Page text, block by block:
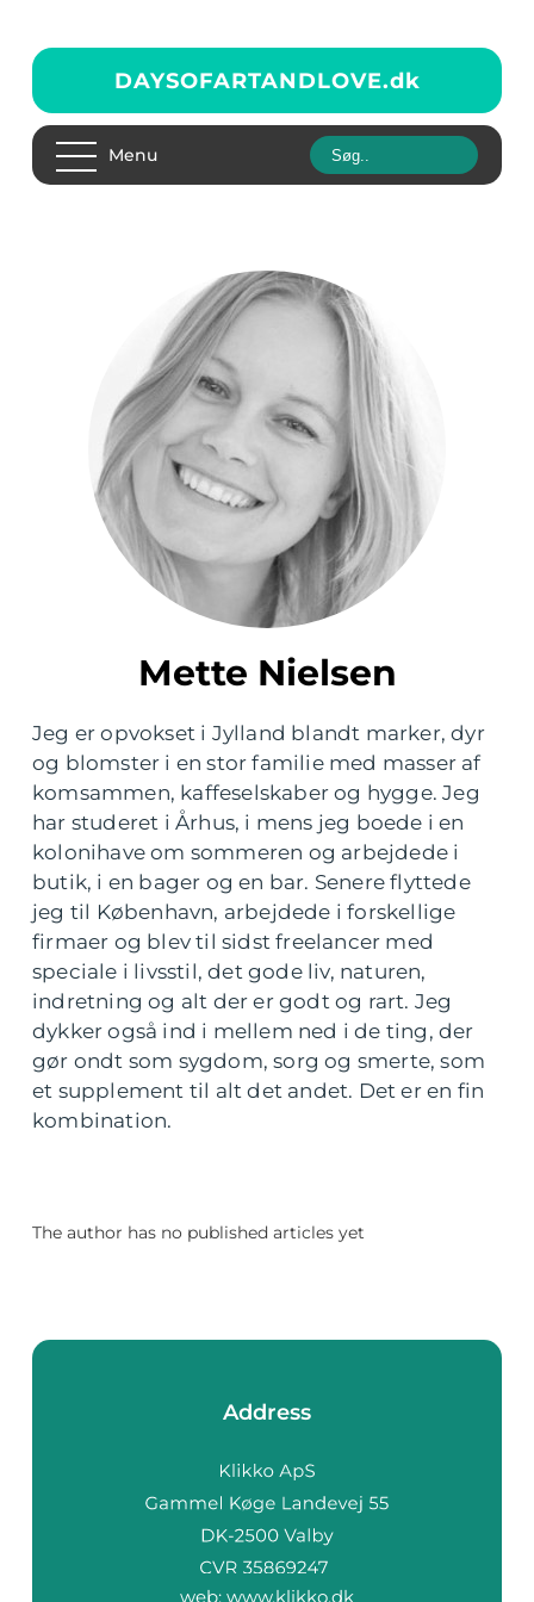
DAYSOFARTANDLOVE.dk
Menu
Mette Nielsen
Jeg er opvokset i Jylland blandt marker, dyr
og blomster i en stor familie med masser af
komsammen, kaffeselskaber og hygge. Jeg
har studeret i Århus, i mens jeg boede i en
kolonihave om sommeren og arbejdede i
butik, i en bager og en bar. Senere flyttede
jeg til København, arbejdede i forskellige
firmaer og blev til sidst freelancer med
speciale i livsstil, det gode liv, naturen,
indretning og alt der er godt og rart. Jeg
dykker også ind i mellem ned i de ting, der
gør ondt som sygdom, sorg og smerte, som
et supplement til alt det andet. Det er en fin
kombination.
The author has no published articles yet
Address
web: www.klikko.dk